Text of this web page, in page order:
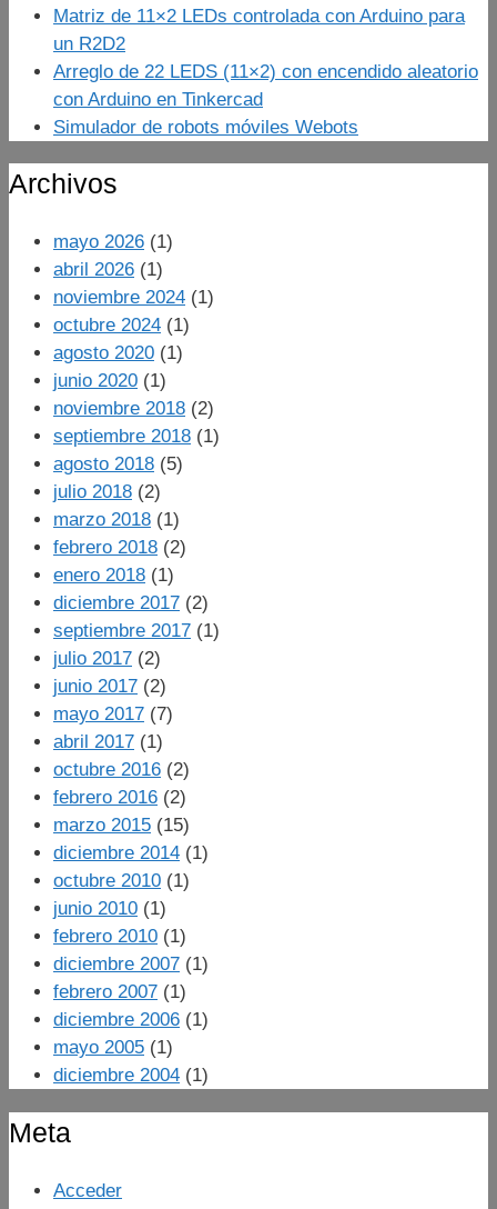
Matriz de 11×2 LEDs controlada con Arduino para
un R2D2
Arreglo de 22 LEDS (11×2) con encendido aleatorio
con Arduino en Tinkercad
Simulador de robots móviles Webots
Archivos
mayo 2026 (1)
abril 2026 (1)
noviembre 2024 (1)
octubre 2024 (1)
agosto 2020 (1)
junio 2020 (1)
noviembre 2018 (2)
septiembre 2018 (1)
agosto 2018 (5)
julio 2018 (2)
marzo 2018 (1)
febrero 2018 (2)
enero 2018 (1)
diciembre 2017 (2)
septiembre 2017 (1)
julio 2017 (2)
junio 2017 (2)
mayo 2017 (7)
abril 2017 (1)
octubre 2016 (2)
febrero 2016 (2)
marzo 2015 (15)
diciembre 2014 (1)
octubre 2010 (1)
junio 2010 (1)
febrero 2010 (1)
diciembre 2007 (1)
febrero 2007 (1)
diciembre 2006 (1)
mayo 2005 (1)
diciembre 2004 (1)
Meta
Acceder